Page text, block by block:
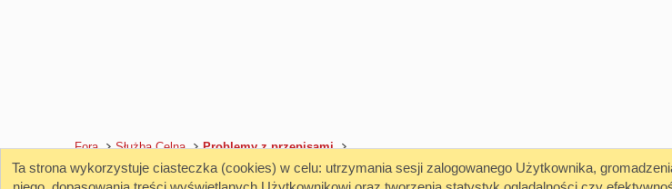
Fora Służba Celna Problemy z przepisami
Ta strona wykorzystuje ciasteczka (cookies) w celu: utrzymania sesji zalogowanego Użytkownika,